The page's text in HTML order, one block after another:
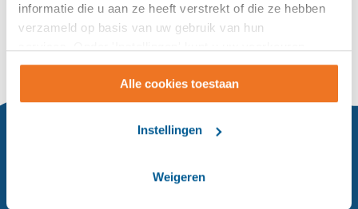
informatie die u aan ze heeft verstrekt of die ze hebben
verzameld op basis van uw gebruik van hun
wijzigen.
Alle cookies toestaan
Instellingen
Weigeren